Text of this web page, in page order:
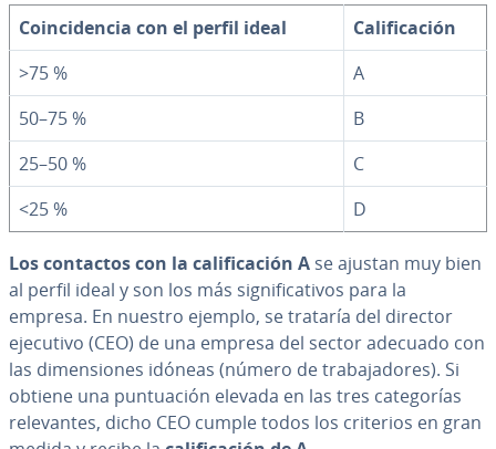
Coin­ci­de­n­cia con el perfil ideal
Ca­li­fi­ca­ción
>75 %
A
50–75 %
B
25–50 %
C
<25 %
D
Los contactos con la ca­li­fi­ca­ción A se ajustan muy bien
al perfil ideal y son los más si­g­ni­fi­ca­ti­vos para la
empresa. En nuestro ejemplo, se trataría del director
ejecutivo (CEO) de una empresa del sector adecuado con
las di­me­n­sio­nes idóneas (número de tra­ba­ja­do­res). Si
obtiene una pu­n­tua­ción elevada en las tres ca­te­go­rías
re­le­va­n­tes, dicho CEO cumple todos los criterios en gran